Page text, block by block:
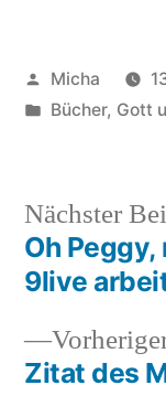
Veröffentlicht
von
Micha
Veröffentlicht
Bücher, Gott
Zitat des
Nächster
Oh
9live